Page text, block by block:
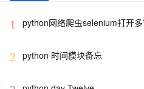
1 python网络爬虫selenium打开
2 python 时间模块备忘